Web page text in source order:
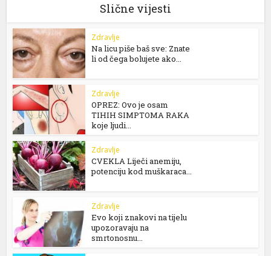
Slične vijesti
Zdravlje
Na licu piše baš sve: Znate
li od čega bolujete ako...
Zdravlje
OPREZ: Ovo je osam
TIHIH SIMPTOMA RAKA
koje ljudi...
Zdravlje
CVEKLA Liječi anemiju,
potenciju kod muškaraca...
Zdravlje
Evo koji znakovi na tijelu
upozoravaju na
smrtonosnu...